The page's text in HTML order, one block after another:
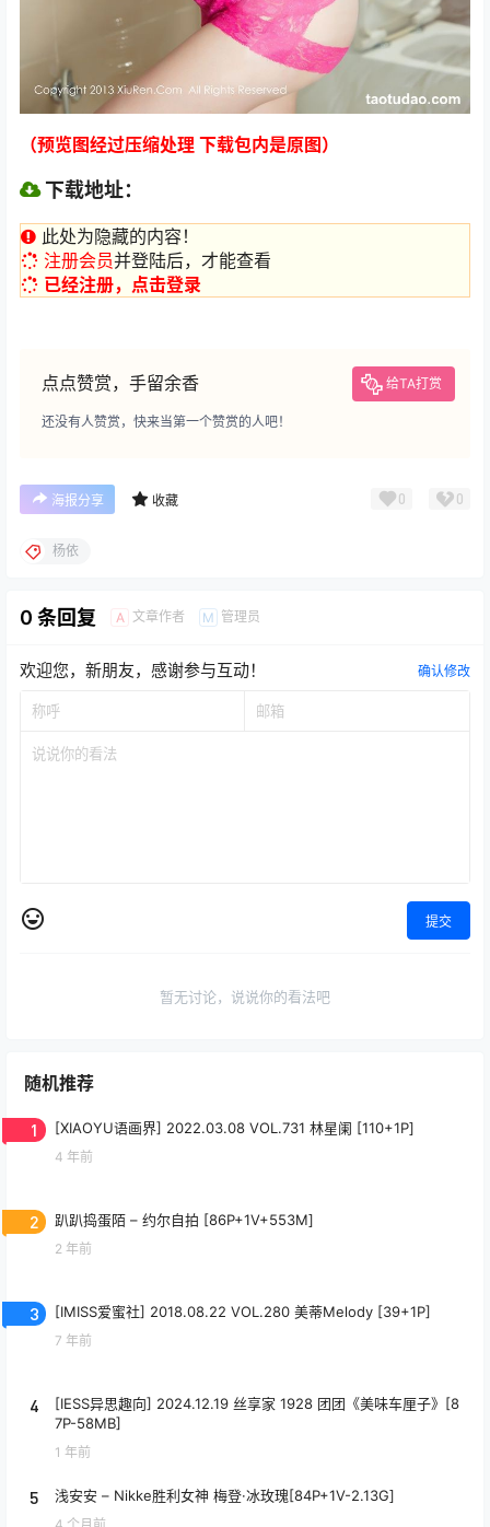
（预览图经过压缩处理 下载包内是原图）
下载地址：
此处为隐藏的内容！
注册会员并登陆后，才能查看
已经注册，点击登录
点点赞赏，手留余香 给TA打赏
还没有人赞赏，快来当第一个赞赏的人吧！
海报分享 收藏 0 0
杨依
0 条回复 A 文章作者 M 管理员
欢迎您，新朋友，感谢参与互动！ 确认修改
提交
暂无讨论，说说你的看法吧
随机推荐
1 [XIAOYU语画界] 2022.03.08 VOL.731 林星阑 [110+1P]
4 年前
2 趴趴捣蛋陌 – 约尔自拍 [86P+1V+553M]
2 年前
3 [IMISS爱蜜社] 2018.08.22 VOL.280 美蒂Melody [39+1P]
7 年前
4
[IESS异思趣向] 2024.12.19 丝享家 1928 团团《美味车厘子》[8
7P-58MB]
1 年前
5 浅安安 – Nikke胜利女神 梅登·冰玫瑰[84P+1V-2.13G]